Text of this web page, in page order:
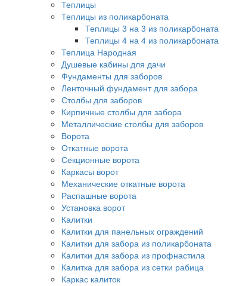
Теплицы
Теплицы из поликарбоната
Теплицы 3 на 3 из поликарбоната
Теплицы 4 на 4 из поликарбоната
Теплица Народная
Душевые кабины для дачи
Фундаменты для заборов
Ленточный фундамент для забора
Столбы для заборов
Кирпичные столбы для забора
Металлические столбы для заборов
Ворота
Откатные ворота
Секционные ворота
Каркасы ворот
Механические откатные ворота
Распашные ворота
Установка ворот
Калитки
Калитки для панельных ограждений
Калитки для забора из поликарбоната
Калитки для забора из профнастила
Калитка для забора из сетки рабица
Каркас калиток